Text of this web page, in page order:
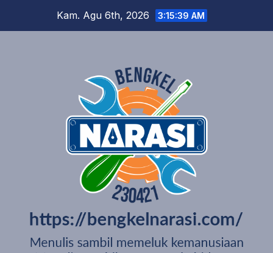
Kam. Agu 6th, 2026 3:15:40 AM